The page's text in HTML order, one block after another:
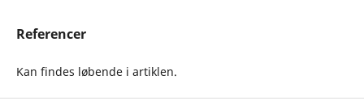
Referencer
Kan findes løbende i artiklen.